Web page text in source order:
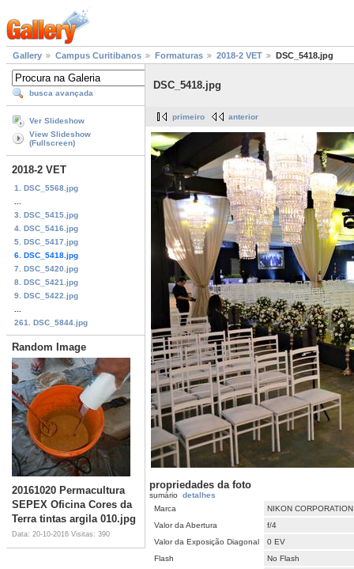
Gallery Campus Curitibanos Formaturas 2018-2 VET DSC_5418.jpg
busca avançada
Ver Slideshow
View Slideshow
(Fullscreen)
2018-2 VET
1. DSC_5568.jpg
3. DSC_5415.jpg
4. DSC_5416.jpg
5. DSC_5417.jpg
6. DSC_5418.jpg
7. DSC_5420.jpg
8. DSC_5421.jpg
9. DSC_5422.jpg
261. DSC_5844.jpg
Random Image
20161020 Permacultura
SEPEX Oficina Cores da
Terra tintas argila 010.jpg
Data: 20-10-2016 Visitas: 390
DSC_5418.jpg
primeiro anterior
propriedades da foto
sumário detalhes
Marca
NIKON CORPORATION
Valor da Abertura
f/4
Valor da Exposição Diagonal
0 EV
Flash
No Flash